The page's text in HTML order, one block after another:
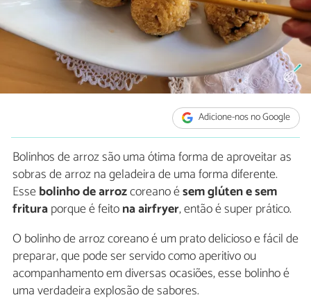
Adicione-nos no Google
Bolinhos de arroz são uma ótima forma de aproveitar as
sobras de arroz na geladeira de uma forma diferente.
Essebolinho de arrozcoreano ésem glúten e sem
frituraporque é feitona airfryer, então é super prático.
O bolinho de arroz coreano é um prato delicioso e fácil de
preparar, que pode ser servido como aperitivo ou
acompanhamento em diversas ocasiões, esse bolinho é
uma verdadeira explosão de sabores.